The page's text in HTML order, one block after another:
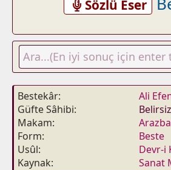
Sözlü Eser
Bestekâr
Ali
Güfte Sâhibi
Belirsiz
Makam
Form
Beste
Usûl
Devr-i
Kaynak
Sanat